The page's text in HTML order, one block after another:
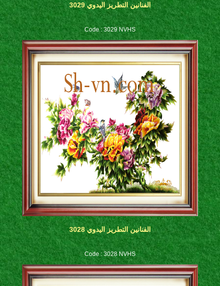
الفنانين التطريز اليدوي 3029
Code : 3029 NVHS
الفنانين التطريز اليدوي 3028
Code : 3028 NVHS